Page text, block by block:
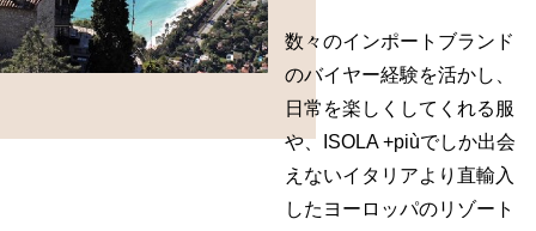
数々のインポートブランド
のバイヤー経験を活かし、
日常を楽しくしてくれる服
や、ISOLA +piùでしか出会
えないイタリアより直輸入
したヨーロッパのリゾート